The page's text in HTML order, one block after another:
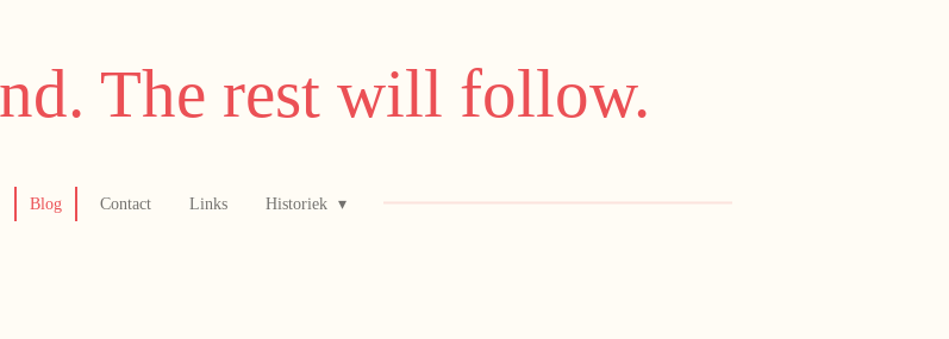
The rest will follow.
Blog Contact Links Historiek